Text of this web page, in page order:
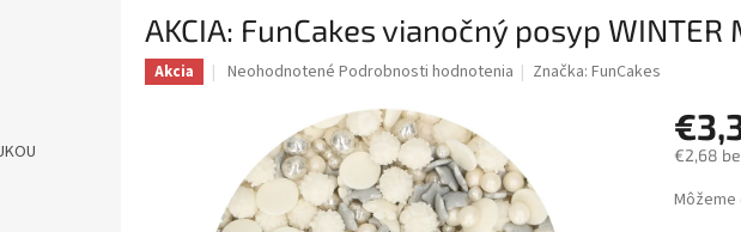
AKCIA: FunCakes vianočný posyp WINTER
Akcia
Priemerné
5
Neohodnotené Podrobnosti hodnotenia Značka:FunCakes
€2,68
cena: